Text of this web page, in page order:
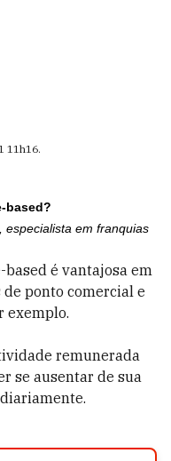
11h16.
based?
, especialista em franquias
based é vantajosa em
ponto comercial e
exemplo.
remunerada
se ausentar de sua